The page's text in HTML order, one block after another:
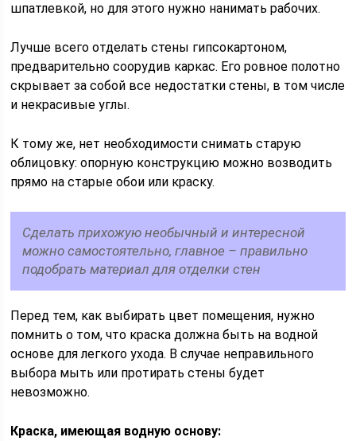
шпатлевкой, но для этого нужно нанимать рабочих.
Лучше всего отделать стены гипсокартоном,
предварительно соорудив каркас. Его ровное полотно
скрывает за собой все недостатки стены, в том числе
и некрасивые углы.
К тому же, нет необходимости снимать старую
облицовку: опорную конструкцию можно возводить
прямо на старые обои или краску.
Сделать прихожую необычный и интересной
можно самостоятельно, главное – правильно
подобрать материал для отделки стен
Перед тем, как выбирать цвет помещения, нужно
помнить о том, что краска должна быть на водной
основе для легкого ухода. В случае неправильного
выбора мыть или протирать стены будет
невозможно.
Краска, имеющая водную основу: